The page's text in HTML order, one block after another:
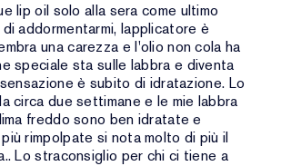
lip oil solo alla sera come ultimo
addormentarmi, lapplicatore è
una carezza e l'olio non cola ha
speciale sta sulle labbra e diventa
è subito di idratazione. Lo
circa due settimane e le mie labbra
freddo sono ben idratate e
rimpolpate si nota molto di più il
Lo straconsiglio per chi ci tiene a